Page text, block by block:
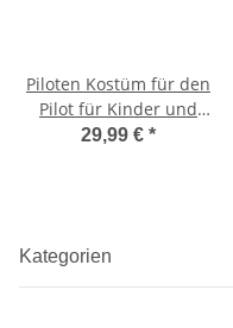
Piloten Kostüm für den
Pilot für Kinder und
Jugendliche
29,99 € *
Kategorien